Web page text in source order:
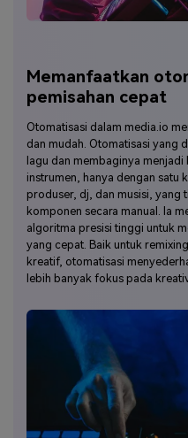
Memanfaatkan
pemisahan cepat
Otomatisasi dalam media.io
dan mudah. Otomatisasi yang
lagu dan membaginya
instrumen, hanya dengan satu
produser, dj, dan musisi, yang
komponen secara manual. Ia
algoritma presisi tinggi untuk
yang cepat. Baik untuk
kreatif, otomatisasi
lebih banyak fokus pada